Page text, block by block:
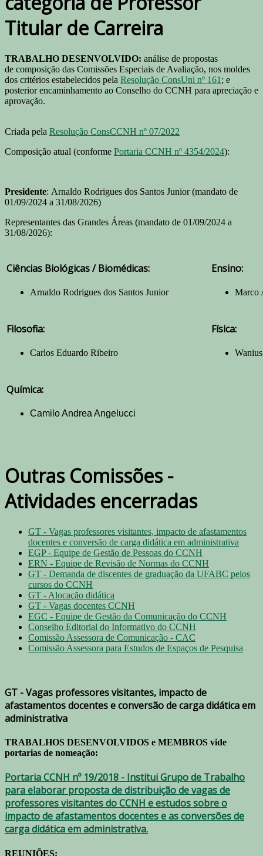
Titular de Carreira
TRABALHO DESENVOLVIDO: análise de propostas
de composição das Comissões Especiais de Avaliação, nos moldes
dos critérios estabelecidos pela Resolução ConsUni nº 161 ; e
posterior encaminhamento ao Conselho do CCNH para apreciação e
aprovação.
Criada pela Resolução ConsCCNH nº 07/2022
Composição atual (conforme Portaria CCNH nº 4354/2024):
Presidente: Arnaldo Rodrigues dos Santos Junior (mandato de
01/09/2024 a 31/08/2026)
Representantes das Grandes Áreas (mandato de 01/09/2024 a
31/08/2026):
Ciências Biológicas / Biomédicas:
Arnaldo Rodrigues dos Santos Junior Marco
Filosofia:
Carlos Eduardo Ribeiro
Física:
Química:
Camilo Andrea Angelucci
Outras Comissões -
Atividades encerradas
GT - Vagas professores visitantes, impacto de afastamentos
docentes e conversão de carga didática em administrativa
EGP - Equipe de Gestão de Pessoas do CCNH
ERN - Equipe de Revisão de Normas do CCNH
GT - Demanda de discentes de graduação da UFABC pelos
cursos do CCNH
GT - Alocação didática
GT - Vagas docentes CCNH
EGC - Equipe de Gestão da Comunicação do CCNH
Conselho Editorial do Informativo do CCNH
Comissão Assessora de Comunicação - CAC
Comissão Assessora para Estudos de Espaços de Pesquisa
GT - Vagas professores visitantes, impacto de
afastamentos docentes e conversão de carga didática em
administrativa
TRABALHOS DESENVOLVIDOS e MEMBROS vide
portarias de nomeação:
Portaria CCNH nº 19/2018 - Institui Grupo de Trabalho
para elaborar proposta de distribuição de vagas de
professores visitantes do CCNH e estudos sobre o
impacto de afastamentos docentes e as conversões de
carga didática em administrativa.
REUNIÕES: